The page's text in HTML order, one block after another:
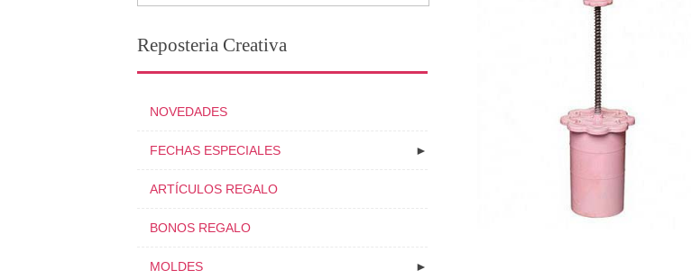
Reposteria Creativa
NOVEDADES
►
FECHAS ESPECIALES
ARTÍCULOS REGALO
BONOS REGALO
►
MOLDES